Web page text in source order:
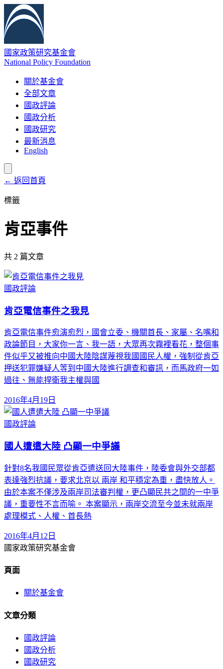
國家政策研究基金會
National Policy Foundation
關於基金會
全部文章
國政評論
國政分析
國政研究
最新消息
English
← 返回首頁
標籤
肯亞事件
共 2 篇文章
國政評論
肯亞電信事件之我見
肯亞電信事件愈演愈烈，國會立委、機關首長、家屬、名嘴和
政論節目，大家你一言、我一語，大眾再次霧裡看花，整個事
件似乎又被推向中國大陸陰謀蔑視我國國民人權，強制從肯亞
押送犯罪嫌疑人等到中國大陸進行調查和審訊，而馬政府一如
過往、無能捍衛我主權與國
2016年4月19日
國政評論
國人遭遣大陸 凸顯一中爭議
針對8名我國民眾從肯亞遣送回大陸事件，陸委會與外交部都
表達強烈抗議，要求北京以 兩岸 和平穩定為重，盡快放人。
由於本案不僅涉及兩岸司法審判權，更凸顯民共之間的一中爭
議，重要性不言而喻。 本案顯示，兩岸交流至今並未就兩岸
處理模式、人權、首長熱
2016年4月12日
國家政策研究基金會
頁面
關於基金會
文章分類
國政評論
國政分析
國政研究